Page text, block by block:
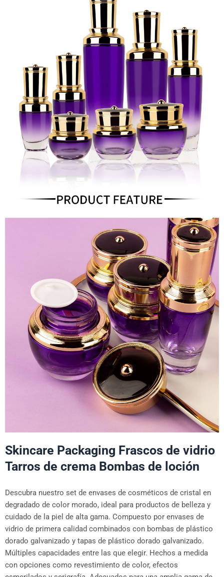
Skincare Packaging Frascos de vidrio
Tarros de crema Bombas de loción
Descubra nuestro set de envases de cosméticos de cristal en
degradado de color morado, ideal para productos de belleza y
cuidado de la piel de alta gama. Compuesto por envases de
vidrio de primera calidad combinados con bombas de plástico
dorado galvanizado y tapas de plástico dorado galvanizado.
Múltiples capacidades entre las que elegir. Hechos a medida
con opciones como revestimiento de color, efectos